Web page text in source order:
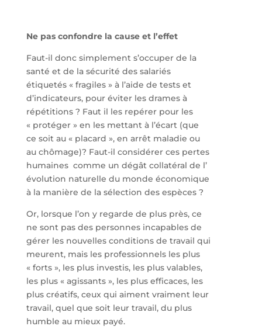
Ne pas confondre la cause et l’effet
Faut-il donc simplement s’occuper de la
santé et de la sécurité des salariés
étiquetés « fragiles » à l’aide de tests et
d’indicateurs, pour éviter les drames à
répétitions ? Faut il les repérer pour les
« protéger » en les mettant à l’écart (que
ce soit au « placard », en arrêt maladie ou
au chômage)? Faut-il considérer ces pertes
humaines comme un dégât collatéral de l’
évolution naturelle du monde économique
à la manière de la sélection des espèces ?
Or, lorsque l’on y regarde de plus près, ce
ne sont pas des personnes incapables de
gérer les nouvelles conditions de travail qui
meurent, mais les professionnels les plus
« forts », les plus investis, les plus valables,
les plus « agissants », les plus efficaces, les
plus créatifs, ceux qui aiment vraiment leur
travail, quel que soit leur travail, du plus
humble au mieux payé.